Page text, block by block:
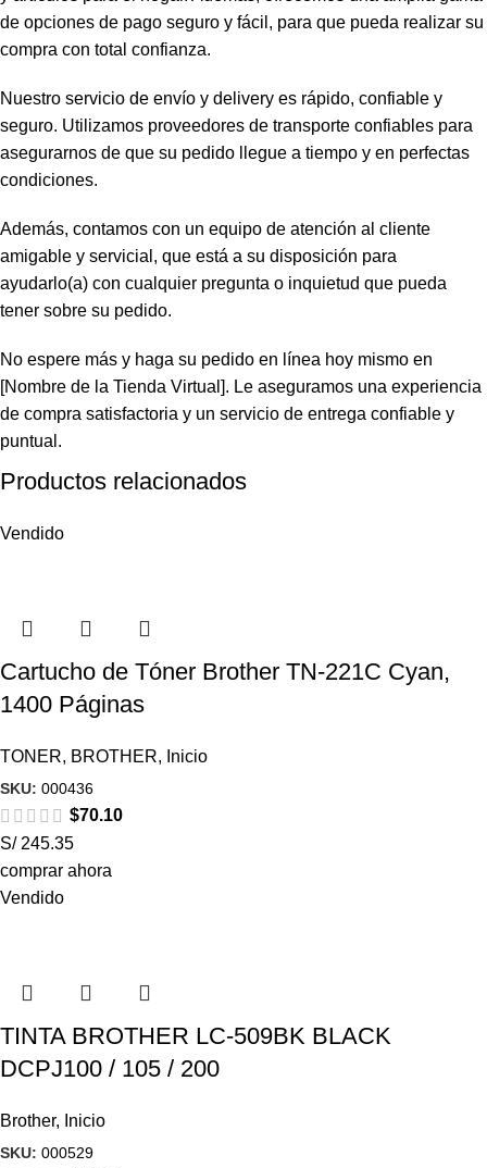
de opciones de pago seguro y fácil, para que pueda realizar su
compra con total confianza.
Nuestro servicio de envío y delivery es rápido, confiable y
seguro. Utilizamos proveedores de transporte confiables para
asegurarnos de que su pedido llegue a tiempo y en perfectas
condiciones.
Además, contamos con un equipo de atención al cliente
amigable y servicial, que está a su disposición para
ayudarlo(a) con cualquier pregunta o inquietud que pueda
tener sobre su pedido.
No espere más y haga su pedido en línea hoy mismo en
[Nombre de la Tienda Virtual]. Le aseguramos una experiencia
de compra satisfactoria y un servicio de entrega confiable y
puntual.
Productos relacionados
Vendido
Cartucho de Tóner Brother TN-221C Cyan,
1400 Páginas
TONER, BROTHER, Inicio
SKU: 000436
$70.10
S/ 245.35
comprar ahora
Vendido
TINTA BROTHER LC-509BK BLACK
DCPJ100 / 105 / 200
Brother, Inicio
SKU: 000529